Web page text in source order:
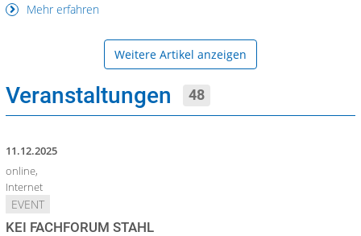
Mehr erfahren
Weitere Artikel anzeigen
Veranstaltungen 48
11.12.2025
online,
Internet
EVENT
KEI FACHFORUM STAHL